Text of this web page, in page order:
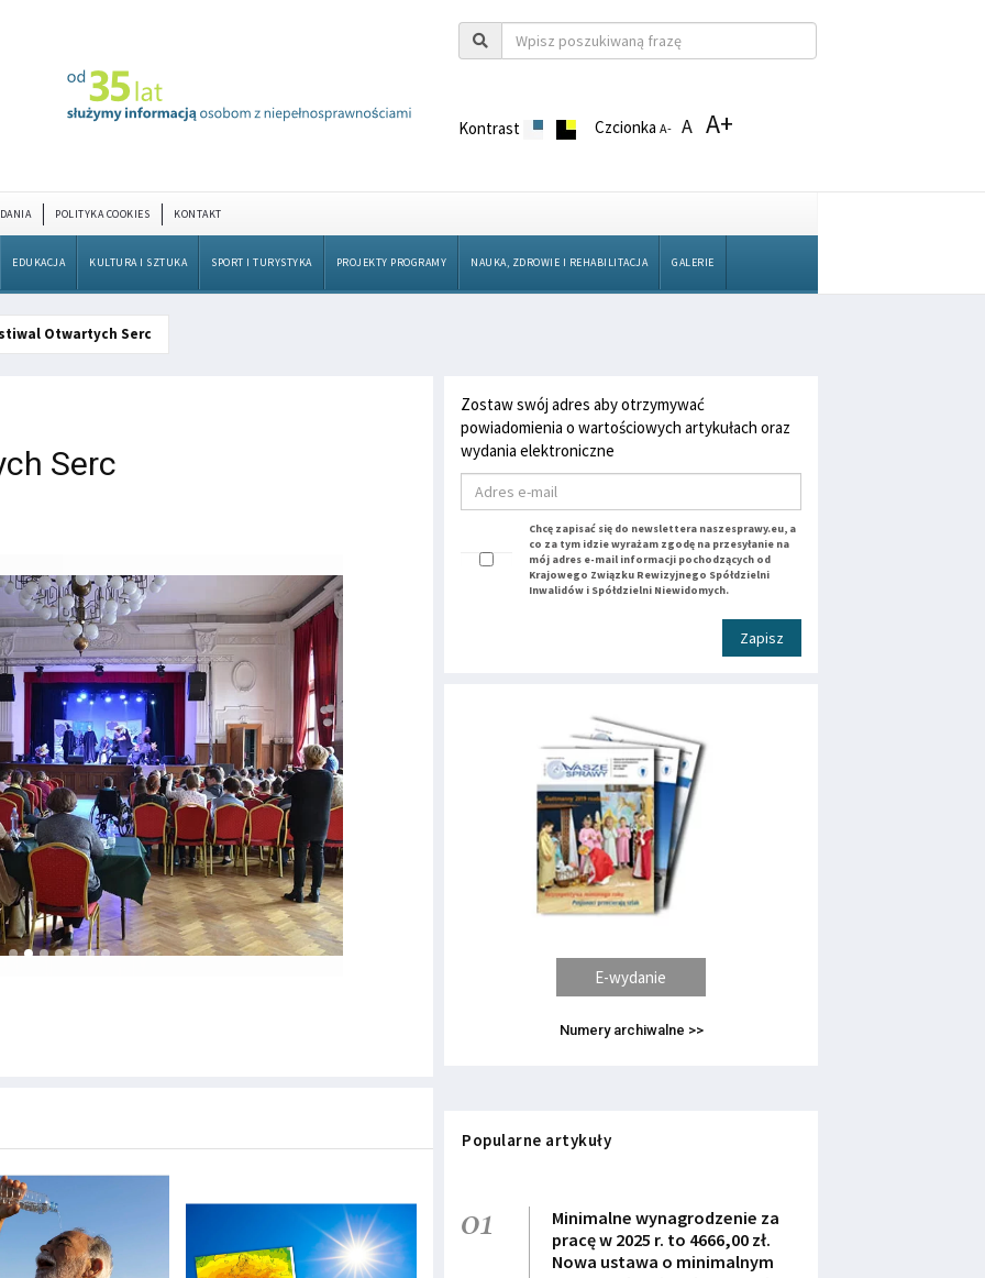
Kontrast CzcionkaA- A A+
POLITYKA COOKIES KONTAKT
EDUKACJA KULTURA I SZTUKA SPORT I TURYSTYKA PROJEKTY PROGRAMY NAUKA, ZDROWIE I REHABILITACJA GALERIE
Otwartych Serc
Serc
Zostaw swój adres aby otrzymywać
powiadomienia o wartościowych artykułach oraz
wydania elektroniczne
Chcę zapisać się do newslettera naszesprawy.eu, a
co za tym idzie wyrażam zgodę na przesyłanie na
mój adres e-mail informacji pochodzących od
Krajowego Związku Rewizyjnego Spółdzielni
Inwalidów i Spółdzielni Niewidomych.
Zapisz
E-wydanie
Numery archiwalne >>
Popularne artykuły
01
Minimalne wynagrodzenie za
pracę w 2025 r. to 4666,00 zł.
Nowa ustawa o minimalnym